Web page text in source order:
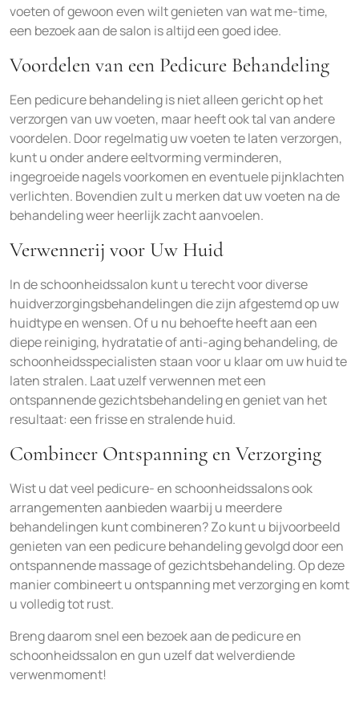
voeten of gewoon even wilt genieten van wat me-time,
een bezoek aan de salon is altijd een goed idee.
Voordelen van een Pedicure Behandeling
Een pedicure behandeling is niet alleen gericht op het
verzorgen van uw voeten, maar heeft ook tal van andere
voordelen. Door regelmatig uw voeten te laten verzorgen,
kunt u onder andere eeltvorming verminderen,
ingegroeide nagels voorkomen en eventuele pijnklachten
verlichten. Bovendien zult u merken dat uw voeten na de
behandeling weer heerlijk zacht aanvoelen.
Verwennerij voor Uw Huid
In de schoonheidssalon kunt u terecht voor diverse
huidverzorgingsbehandelingen die zijn afgestemd op uw
huidtype en wensen. Of u nu behoefte heeft aan een
diepe reiniging, hydratatie of anti-aging behandeling, de
schoonheidsspecialisten staan voor u klaar om uw huid te
laten stralen. Laat uzelf verwennen met een
ontspannende gezichtsbehandeling en geniet van het
resultaat: een frisse en stralende huid.
Combineer Ontspanning en Verzorging
Wist u dat veel pedicure- en schoonheidssalons ook
arrangementen aanbieden waarbij u meerdere
behandelingen kunt combineren? Zo kunt u bijvoorbeeld
genieten van een pedicure behandeling gevolgd door een
ontspannende massage of gezichtsbehandeling. Op deze
manier combineert u ontspanning met verzorging en komt
u volledig tot rust.
Breng daarom snel een bezoek aan de pedicure en
schoonheidssalon en gun uzelf dat welverdiende
verwenmoment!